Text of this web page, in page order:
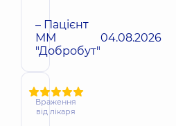
– Пацієнт
ММ
"Добробут"
04.08.2026
Враження
від лікаря